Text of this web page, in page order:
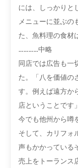
には、しっかりと
メニューに並ぶの
た、魚料理の食材
…………中略
同店では広告も一
た。「八を価値の
す。例えば遠方か
店ということです」
今でも他州から噂
そして、カリフォ
声もかかっている
売上をトーランス